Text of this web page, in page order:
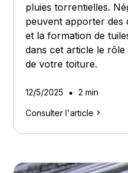
pluies torrentielles.
peuvent apporter des
et la formation de
dans cet article le
de votre toiture.
12/5/2025 • 2 min
Consulter l'article